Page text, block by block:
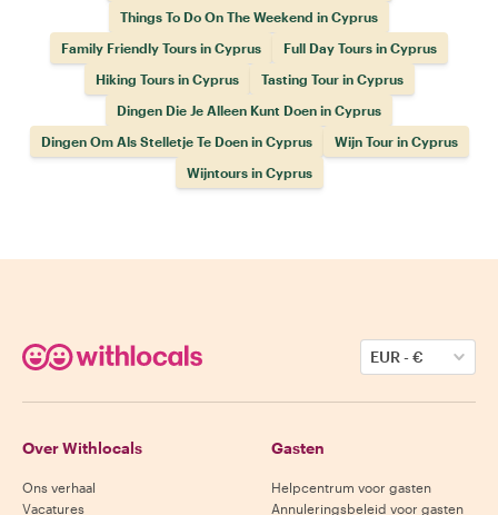
Things To Do On The Weekend in Cyprus
Family Friendly Tours in Cyprus
Full Day Tours in Cyprus
Hiking Tours in Cyprus
Tasting Tour in Cyprus
Dingen Die Je Alleen Kunt Doen in Cyprus
Dingen Om Als Stelletje Te Doen in Cyprus
Wijn Tour in Cyprus
Wijntours in Cyprus
EUR-€
Over Withlocals
Ons verhaal
Vacatures
Gasten
Helpcentrum voor gasten
Annuleringsbeleid voor gasten